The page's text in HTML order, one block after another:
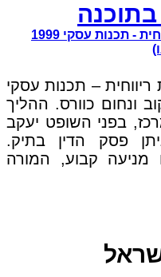
בתוכנה
תא (מחוזי מרכז) 51479-03-14 ריווחית - תכנות עסקי 1999
– תכנות עסקי
ונחום כוורס. ההליך
בפני השופט יעקב
ביום 27.1.2016 ניתן פסק הדין בתיק.
מניעה קבוע, המורה